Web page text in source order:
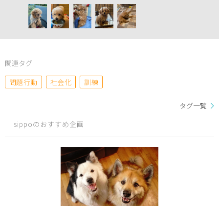
関連タグ
問題行動
社会化 訓練
タグ一覧
sippoのおすすめ企画